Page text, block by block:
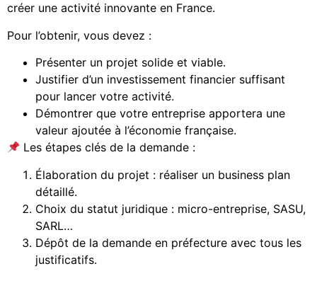
créer une activité innovante en France.
Pour l’obtenir, vous devez :
Présenter un projet solide et viable.
Justifier d’un investissement financier suffisant
pour lancer votre activité.
Démontrer que votre entreprise apportera une
valeur ajoutée à l’économie française.
Les étapes clés de la demande :
Élaboration du projet : réaliser un business plan
détaillé.
Choix du statut juridique : micro-entreprise, SASU,
SARL…
Dépôt de la demande en préfecture avec tous les
justificatifs.